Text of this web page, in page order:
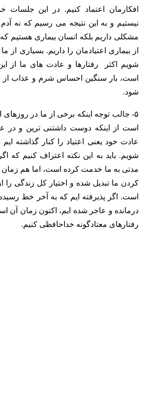
افکارمان اعتماد کنیم. در این جلسات
نیستیم و به این نتیجه می رسیم که نه
مشکلی داریم بلکه انسان بیماری هستیم که
از بیماری اعتیادمان را داریم. بسیاری از
شویم اکثر رفتارها و عادت های ما از
است، بار سنگین احساس شرم و عذاب از
شود.
۵- جالب توجه اینکه برخی از ما در
است از اینکه دوست داشتنی ترین و در
عادت خود یعنی اعتیاد را کنار گذاشته
شویم. باید به این نکته اعتراف کنیم که
مدتی به ما خدمت کرده است، اما هم زمان
کردن ما تبدیل شده و اختیار کل زندگی را
است. اگر پذیرفته ایم که به آخر خط رسیده
درمانده و عاجر شده ایم، اکنون زمان آن
رفتارهای معتادگونه خداحافظی کنیم.